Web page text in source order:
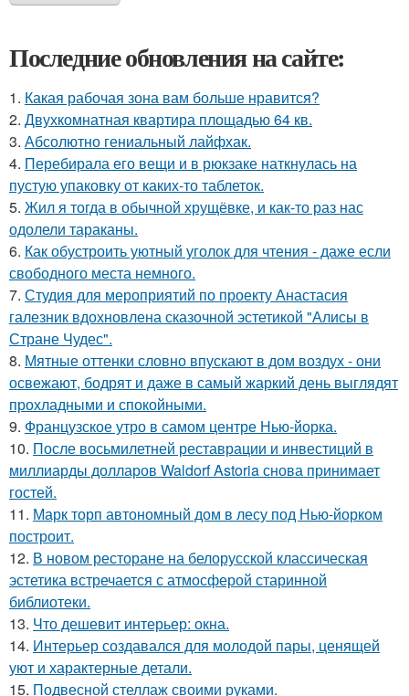
Последние обновления на сайте:
1. Какая рабочая зона вам больше нравится?
2. Двухкомнатная квартира площадью 64 кв.
3. Абсолютно гениальный лайфхак.
4. Перебирала его вещи и в рюкзаке наткнулась на
пустую упаковку от каких-то таблеток.
5. Жил я тогда в обычной хрущёвке, и как-то раз нас
одолели тараканы.
6. Как обустроить уютный уголок для чтения - даже если
свободного места немного.
7. Студия для мероприятий по проекту Анастасия
галезник вдохновлена сказочной эстетикой "Алисы в
Стране Чудес".
8. Мятные оттенки словно впускают в дом воздух - они
освежают, бодрят и даже в самый жаркий день выглядят
прохладными и спокойными.
9. Французское утро в самом центре Нью-йорка.
10. После восьмилетней реставрации и инвестиций в
миллиарды долларов Waldorf Astoria снова принимает
гостей.
11. Марк торп автономный дом в лесу под Нью-йорком
построит.
12. В новом ресторане на белорусской классическая
эстетика встречается с атмосферой старинной
библиотеки.
13. Что дешевит интерьер: окна.
14. Интерьер создавался для молодой пары, ценящей
уют и характерные детали.
15. Подвесной стеллаж своими руками.